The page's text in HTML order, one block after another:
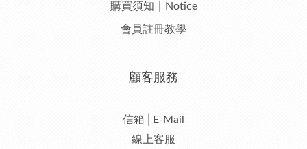
購買須知｜Notice
會員註冊教學
顧客服務
信箱│E-Mail
線上客服